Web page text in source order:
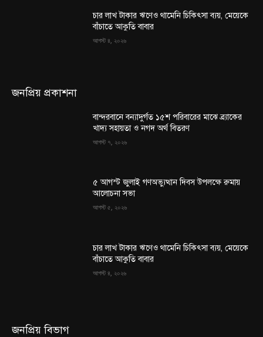
চার লাখ টাকার ঋণেও থামেনি চিকিৎসা ব্যয়, মেয়েকে
বাঁচাতে আকুতি বাবার
আগস্ট ৪, ২০২৬
জনপ্রিয় প্রকাশনা
বান্দরবানে বন্যাদুর্গত ১৫শ পরিবারের মাঝে ব্র্যাকের
খাদ্য সহায়তা ও নগদ অর্থ বিতরণ
আগস্ট ৭, ২০২৬
৫ আগস্ট জুলাই গণঅভ্যুত্থান দিবস উপলক্ষে রুমায়
আলোচনা সভা
আগস্ট ৫, ২০২৬
চার লাখ টাকার ঋণেও থামেনি চিকিৎসা ব্যয়, মেয়েকে
বাঁচাতে আকুতি বাবার
আগস্ট ৪, ২০২৬
জনপ্রিয় বিভাগ